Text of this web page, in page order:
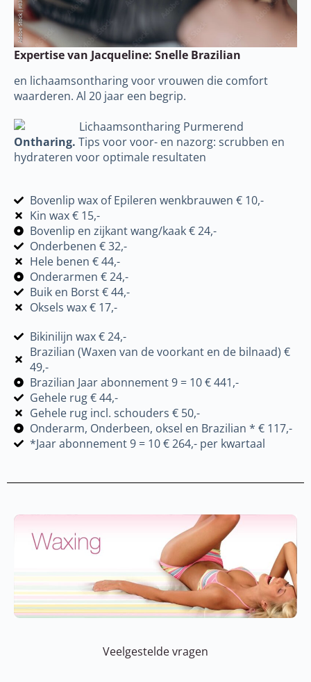
Expertise van Jacqueline: Snelle Brazilian
en lichaamsontharing voor vrouwen die comfort
waarderen. Al 20 jaar een begrip.
Ontharing. Tips voor voor- en nazorg: scrubben en
hydrateren voor optimale resultaten
Bovenlip wax of Epileren wenkbrauwen € 10,-
Kin wax € 15,-
Bovenlip en zijkant wang/kaak € 24,-
Onderbenen € 32,-
Hele benen € 44,-
Onderarmen € 24,-
Buik en Borst € 44,-
Oksels wax € 17,-
Bikinilijn wax € 24,-
Brazilian (Waxen van de voorkant en de bilnaad) €
49,-
Brazilian Jaar abonnement 9 = 10 € 441,-
Gehele rug € 44,-
Gehele rug incl. schouders € 50,-
Onderarm, Onderbeen, oksel en Brazilian * € 117,-
*Jaar abonnement 9 = 10 € 264,- per kwartaal
Veelgestelde vragen